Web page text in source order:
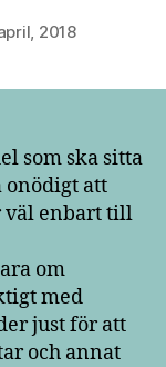
2018
som ska sitta
onödigt att
väl enbart till
om
med
just för att
och annat